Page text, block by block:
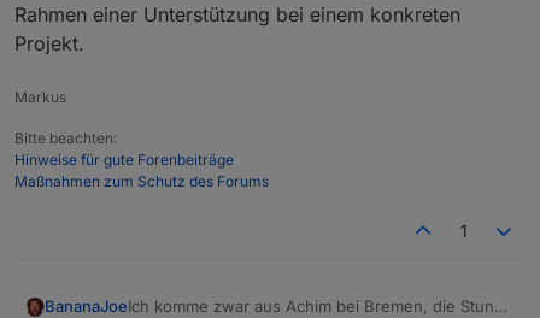
Rahmen einer Unterstützung bei einem konkreten
Projekt.
Markus
Bitte beachten:
Hinweise für gute Forenbeiträge
Maßnahmen zum Schutz des Forums
1
BananaJoeIch komme zwar aus Achim bei Bremen, die Stunde